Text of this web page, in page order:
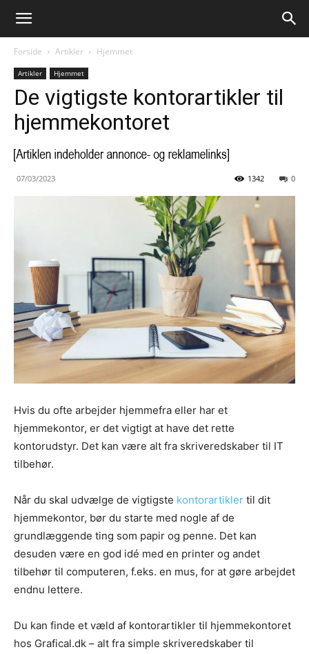
Forside Artikler Hjemmet
Artikler Hjemmet
De vigtigste kontorartikler til
hjemmekontoret
07/03/2023 0
1342
Hvis du ofte arbejder hjemmefra eller har et
hjemmekontor, er det vigtigt at have det rette
kontorudstyr. Det kan være alt fra skriveredskaber til IT
tilbehør.
Når du skal udvælge de vigtigste kontorartikler til dit
hjemmekontor, bør du starte med nogle af de
grundlæggende ting som papir og penne. Det kan
desuden være en god idé med en printer og andet
tilbehør til computeren, f.eks. en mus, for at gøre arbejdet
endnu lettere.
Du kan finde et væld af kontorartikler til hjemmekontoret
hos Grafical.dk – alt fra simple skriveredskaber til